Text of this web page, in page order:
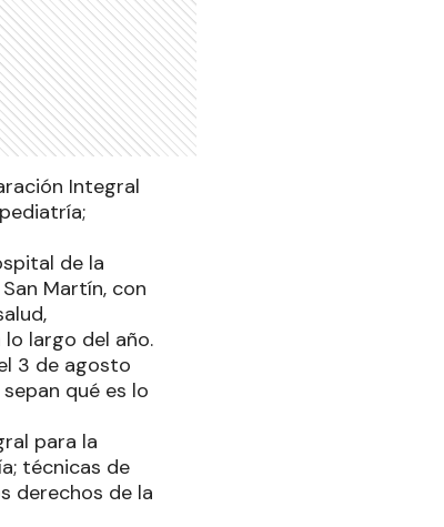
Integral
de la
Martín, con
largo del año.
3 de agosto
qué es lo
para la
técnicas de
derechos de la